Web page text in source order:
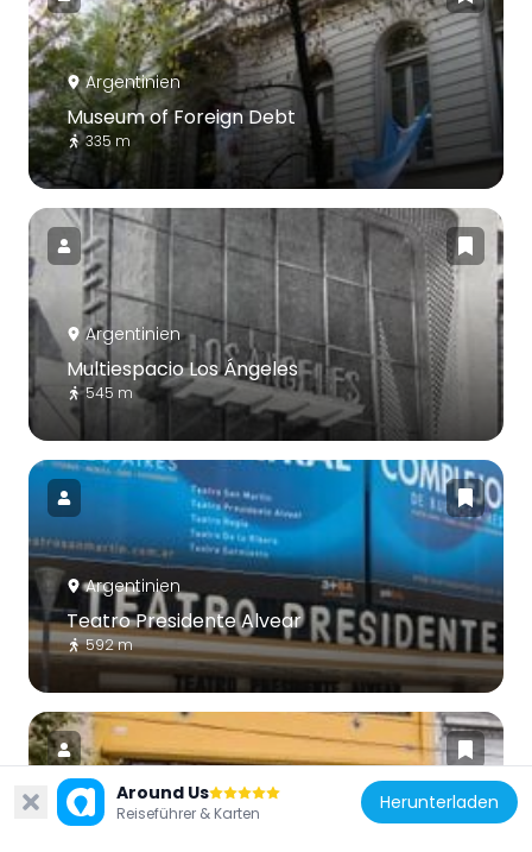
Argentinien
Museum of Foreign Debt
335 m
Argentinien
Multiespacio Los Ángeles
545 m
Argentinien
Teatro Presidente Alvear
592 m
Around Us
Reiseführer & Karten Herunterladen